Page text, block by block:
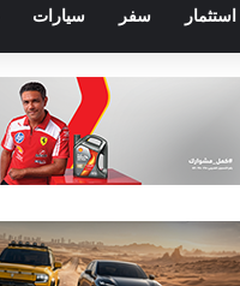
استثمار سفر سيارات